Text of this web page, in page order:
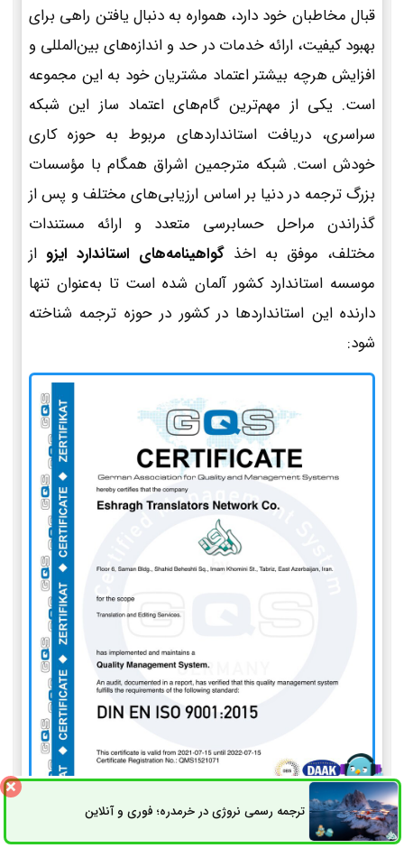
قبال مخاطبان خود دارد، همواره به دنبال یافتن راهی برای
بهبود کیفیت، ارائه خدمات در حد و اندازه‌های بین‌المللی و
افزایش هرچه بیشتر اعتماد مشتریان خود به این مجموعه
است. یکی از مهم‌ترین گام‌های اعتماد ساز این شبکه
سراسری، دریافت استانداردهای مربوط به حوزه کاری
خودش است. شبکه مترجمین اشراق همگام با مؤسسات
بزرگ ترجمه در دنیا بر اساس ارزیابی‌های مختلف و پس از
گذراندن مراحل حسابرسی متعدد و ارائه مستندات
مختلف، موفق به اخذ گواهینامه‌های استاندارد ایزو از
موسسه استاندارد کشور آلمان شده است تا به‌عنوان تنها
دارنده این استانداردها در کشور در حوزه ترجمه شناخته
شود:
ترجمه رسمی نروژی در خرمدره؛ فوری و آنلاینثبت سفارش راه های ارتباطی